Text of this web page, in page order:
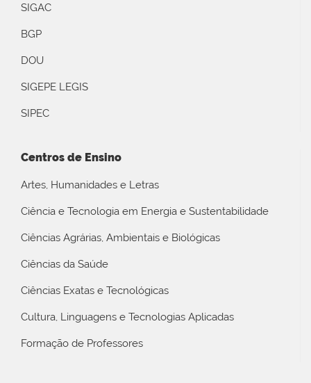
SIGAC
BGP
DOU
SIGEPE LEGIS
SIPEC
Centros de Ensino
Artes, Humanidades e Letras
Ciência e Tecnologia em Energia e Sustentabilidade
Ciências Agrárias, Ambientais e Biológicas
Ciências da Saúde
Ciências Exatas e Tecnológicas
Cultura, Linguagens e Tecnologias Aplicadas
Formação de Professores